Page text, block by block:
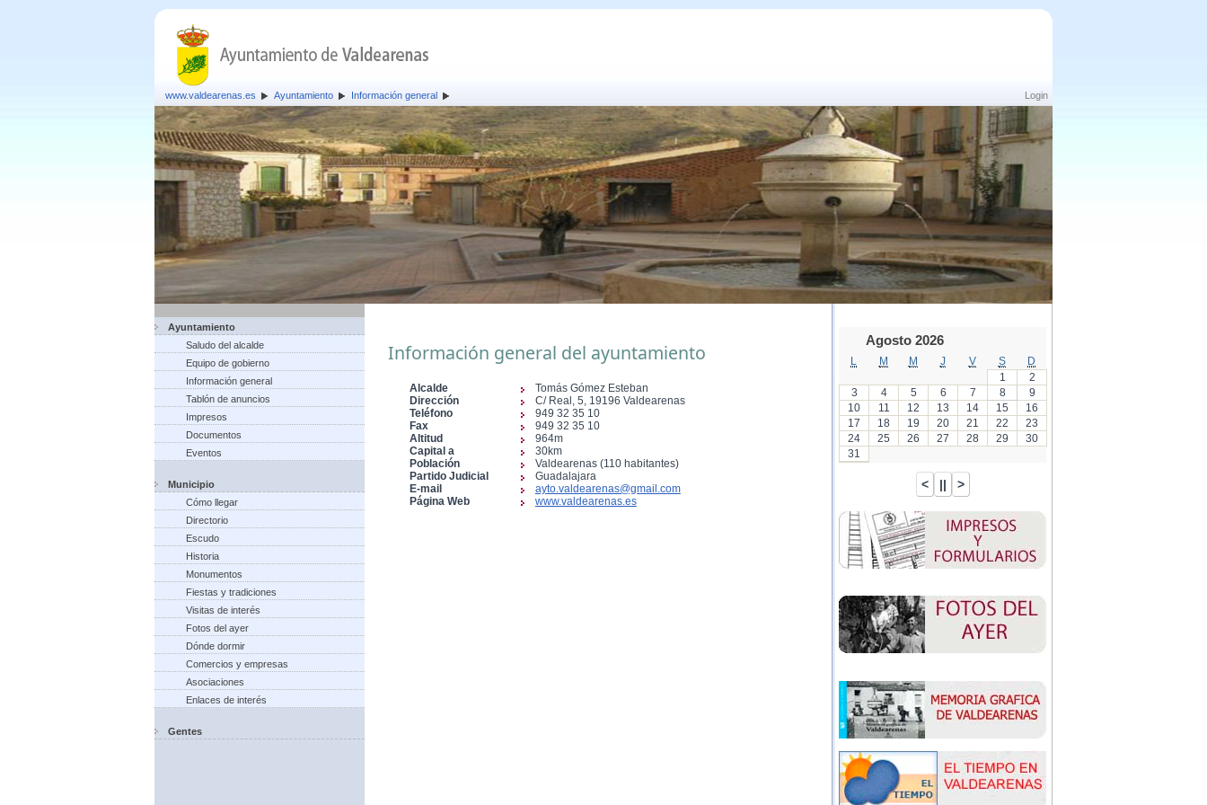
Login
www.valdearenas.es Ayuntamiento Información general
Ayuntamiento
Saludo del alcalde
Equipo de gobierno
Información general
Tablón de anuncios
Impresos
Documentos
Eventos
Municipio
Cómo llegar
Directorio
Escudo
Historia
Monumentos
Fiestas y tradiciones
Visitas de interés
Fotos del ayer
Dónde dormir
Comercios y empresas
Asociaciones
Enlaces de interés
Gentes
Información general del ayuntamiento
Alcalde
Tomás Gómez Esteban
Dirección
C/ Real, 5, 19196 Valdearenas
Teléfono
949 32 35 10
Fax
949 32 35 10
Altitud
964m
Capital a
30km
Población
Valdearenas (110 habitantes)
Partido Judicial
Guadalajara
E-mail
ayto.valdearenas@gmail.com
Página Web
www.valdearenas.es
Agosto 2026
M M J V S
D
1
2
3
4 5 6 7 8
9
10
11 12 13 14 15
16
17
18 19 20 21 22
23
24
25 26 27 28 29
30
31